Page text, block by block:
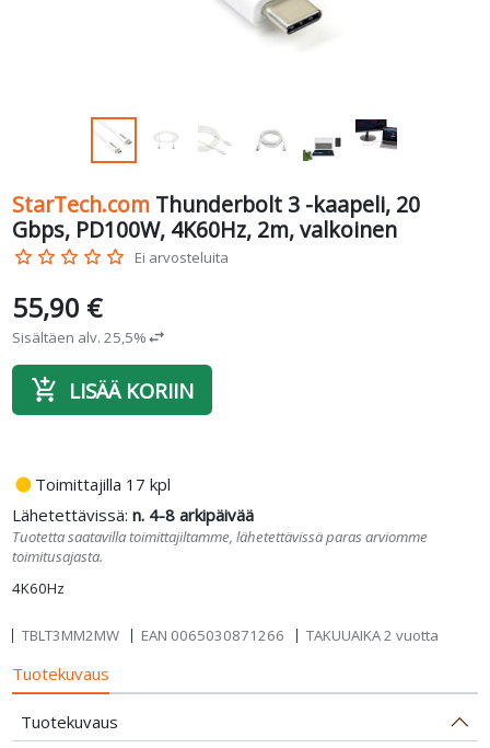
StarTech.com Thunderbolt 3 -kaapeli, 20
Gbps, PD100W, 4K60Hz, 2m, valkoinen
star_border star_border star_border star_border star_border Ei arvosteluita
4K60Hz
55,90 €
Sisältäen alv. 25,5%swap_horiz
add_shopping_cart LISÄÄ KORIIN
fiber_manual_record Toimittajilla 17 kpl
Lähetettävissä:n. 4-8 arkipäivää
Tuotetta saatavilla toimittajiltamme, lähetettävissä paras arviomme
toimitusajasta.
TBLT3MM2MW EAN 0065030871266 TAKUUAIKA 2 vuotta
Tuotekuvaus
Tuotekuvaus